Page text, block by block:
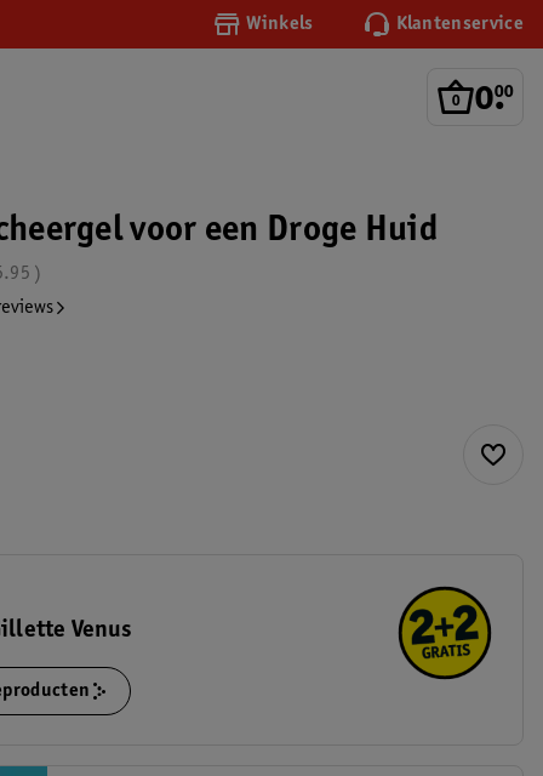
Winkels Klantenservice
0.
00
voor een Droge Huid
Venus